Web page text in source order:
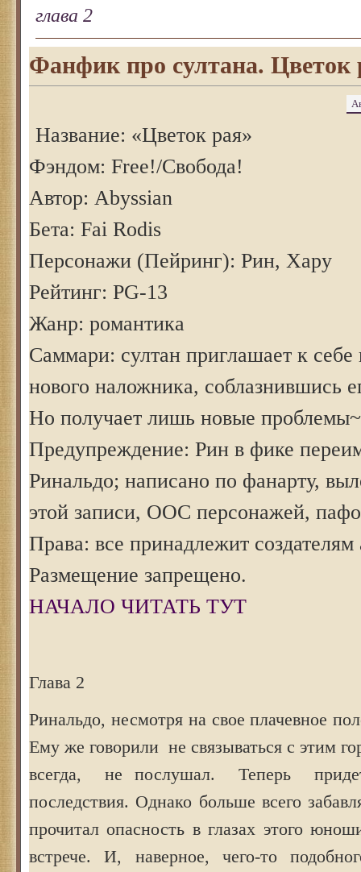
глава 2
Фанфик про султана. Цветок
Название: «Цветок рая»
Фэндом: Free!/Свобода!
Автор: Abyssian
Бета: Fai Rodis
Персонажи (Пейринг): Рин, Хару
Рейтинг: PG-13
Жанр: романтика
Саммари: султан приглашает к
нового наложника, соблазнившись
Но получает лишь новые проблемы~
Предупреждение: Рин в фике
Ринальдо; написано по фанарту,
этой записи, ООС персонажей,
Права: все принадлежит
Размещение запрещено.
НАЧАЛО ЧИТАТЬ ТУТ
Глава 2
Ринальдо, несмотря на свое плачевное
Ему же говорили не связываться с этим
всегда, не послушал. Теперь
последствия. Однако больше всего
прочитал опасность в глазах этого
встрече. И, наверное, чего-то